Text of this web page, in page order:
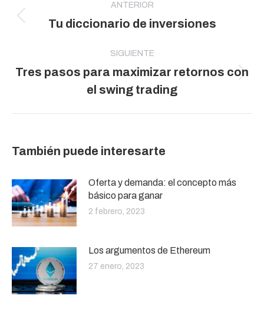
entre
publicaciones
ANTERIOR
Publicación
Tu diccionario de inversiones
SIGUIENTE
Publicación
siguiente:
Tres pasos para maximizar retornos con
el swing trading
También puede interesarte
Oferta y demanda: el concepto más
básico para ganar
2 febrero, 2023
Los argumentos de Ethereum
27 enero, 2023